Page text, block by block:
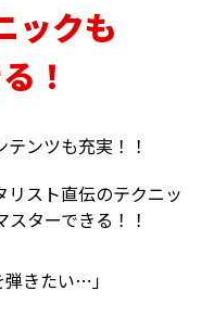
ックも
！
ンツも充実！！
スト直伝のテクニッ
ターできる！！
弾きたい…」